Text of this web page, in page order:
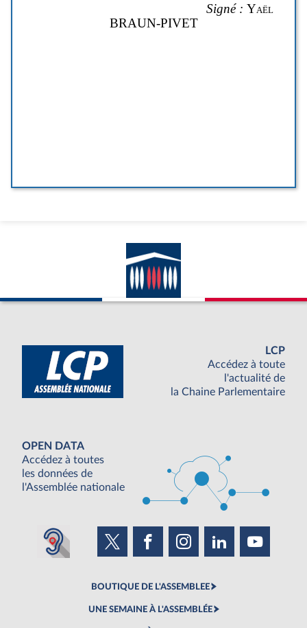
LCP
Accédez à toute
l'actualité de
la Chaine Parlementaire
OPEN DATA
Accédez à toutes
les données de
l'Assemblée nationale
BOUTIQUE DE L'ASSEMBLEE
UNE SEMAINE À L'ASSEMBLÉE